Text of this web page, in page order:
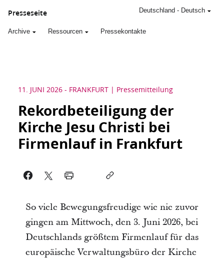
Presseseite
Archive Ressourcen Pressekontakte
Deutschland - Deutsch
11. JUNI 2026 - FRANKFURT Pressemitteilung
Rekordbeteiligung der
Kirche Jesu Christi bei
Firmenlauf in Frankfurt
So viele Bewegungsfreudige wie nie zuvor
gingen am Mittwoch, den 3. Juni 2026, bei
Deutschlands größtem Firmenlauf für das
europäische Verwaltungsbüro der Kirche